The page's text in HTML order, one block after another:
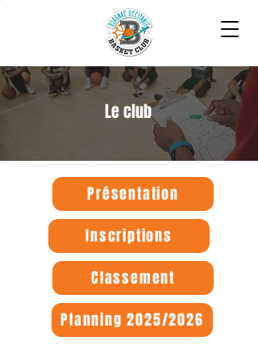
Le club
Présentation
Inscriptions
Classement
Planning 2025/2026